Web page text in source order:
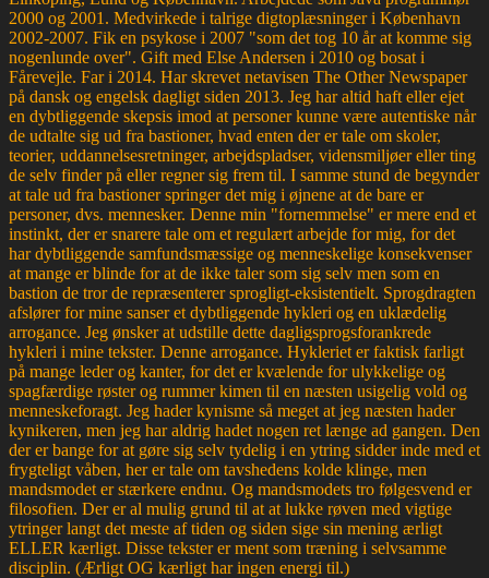
2000 og 2001. Medvirkede i talrige digtoplæsninger i København
2002-2007. Fik en psykose i 2007 "som det tog 10 år at komme sig
nogenlunde over". Gift med Else Andersen i 2010 og bosat i
Fårevejle. Far i 2014. Har skrevet netavisen The Other Newspaper
på dansk og engelsk dagligt siden 2013. Jeg har altid haft eller ejet
en dybtliggende skepsis imod at personer kunne være autentiske når
de udtalte sig ud fra bastioner, hvad enten der er tale om skoler,
teorier, uddannelsesretninger, arbejdspladser, vidensmiljøer eller ting
de selv finder på eller regner sig frem til. I samme stund de begynder
at tale ud fra bastioner springer det mig i øjnene at de bare er
personer, dvs. mennesker. Denne min "fornemmelse" er mere end et
instinkt, der er snarere tale om et regulært arbejde for mig, for det
har dybtliggende samfundsmæssige og menneskelige konsekvenser
at mange er blinde for at de ikke taler som sig selv men som en
bastion de tror de repræsenterer sprogligt-eksistentielt. Sprogdragten
afslører for mine sanser et dybtliggende hykleri og en uklædelig
arrogance. Jeg ønsker at udstille dette dagligsprogsforankrede
hykleri i mine tekster. Denne arrogance. Hykleriet er faktisk farligt
på mange leder og kanter, for det er kvælende for ulykkelige og
spagfærdige røster og rummer kimen til en næsten usigelig vold og
menneskeforagt. Jeg hader kynisme så meget at jeg næsten hader
kynikeren, men jeg har aldrig hadet nogen ret længe ad gangen. Den
der er bange for at gøre sig selv tydelig i en ytring sidder inde med et
frygteligt våben, her er tale om tavshedens kolde klinge, men
mandsmodet er stærkere endnu. Og mandsmodets tro følgesvend er
filosofien. Der er al mulig grund til at at lukke røven med vigtige
ytringer langt det meste af tiden og siden sige sin mening ærligt
ELLER kærligt. Disse tekster er ment som træning i selvsamme
disciplin. (Ærligt OG kærligt har ingen energi til.)